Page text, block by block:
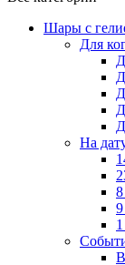
Шары с
Для
На